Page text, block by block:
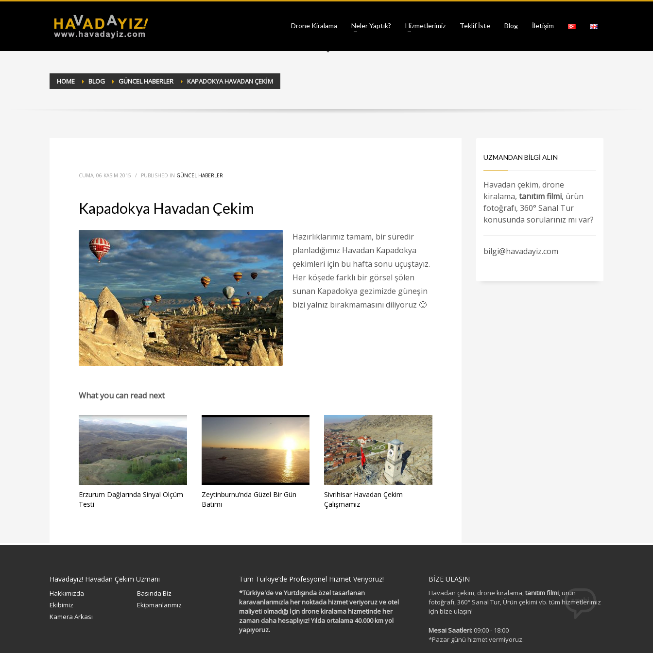
Drone Kiralama Neler Yaptık? Hizmetlerimiz Teklif İste Blog İletişim
HOME BLOG GÜNCEL HABERLER KAPADOKYA HAVADAN ÇEKIM
CUMA, 06 KASIM 2015 / PUBLISHED IN GÜNCEL HABERLER
Kapadokya Havadan Çekim
Hazırlıklarımız tamam, bir süredir
planladığımız Havadan Kapadokya
çekimleri için bu hafta sonu uçuştayız.
Her köşede farklı bir görsel şölen
sunan Kapadokya gezimizde güneşin
bizi yalnız bırakmamasını diliyoruz 🙂
What you can read next
Erzurum Dağlarında Sinyal Ölçüm
Testi
Zeytinburnu’nda Güzel Bir Gün
Batımı
Sivrihisar Havadan Çekim
Çalışmamız
UZMANDAN BILGI ALIN
Havadan çekim, drone
kiralama, tanıtım filmi, ürün
fotoğrafı, 360° Sanal Tur
konusunda sorularınız mı var?
bilgi@havadayiz.com
Havadayız! Havadan Çekim Uzmanı
Hakkımızda
Basında Biz
Ekibimiz
Ekipmanlarımız
Kamera Arkası
Tüm Türkiye’de Profesyonel Hizmet Veriyoruz!
*Türkiye'de ve Yurtdışında özel tasarlanan
karavanlarımızla her noktada hizmet veriyoruz ve otel
maliyeti olmadığı İçin drone kiralama hizmetinde her
zaman daha hesaplıyız! Yılda ortalama 40.000 km yol
yapıyoruz.
BİZE ULAŞIN
Havadan çekim, drone kiralama,tanıtım filmi, ürün
fotoğrafı, 360° Sanal Tur, Ürün çekimi vb. tüm hizmetlerimiz
için bize ulaşın!
Mesai Saatleri: 09:00 - 18:00
*Pazar günü hizmet vermiyoruz.